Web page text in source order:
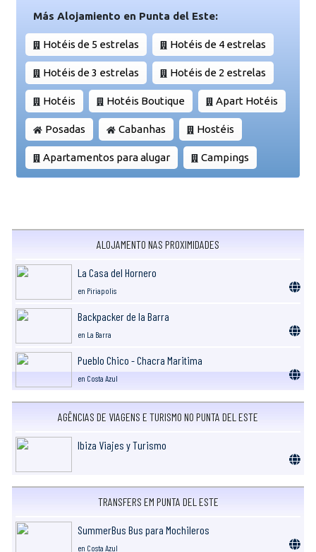
Más Alojamiento en Punta del Este:
Hotéis de 5 estrelas Hotéis de 4 estrelas
Hotéis de 3 estrelas Hotéis de 2 estrelas
Hotéis Hotéis Boutique Apart Hotéis
Posadas Cabanhas Hostéis
Apartamentos para alugar Campings
ALOJAMENTO NAS PROXIMIDADES
La Casa del Hornero
en Piriapolis
Backpacker de la Barra
en La Barra
Pueblo Chico - Chacra Maritima
en Costa Azul
AGÊNCIAS DE VIAGENS E TURISMO NO PUNTA DEL ESTE
Ibiza Viajes y Turismo
TRANSFERS EM PUNTA DEL ESTE
SummerBus Bus para Mochileros
en Costa Azul